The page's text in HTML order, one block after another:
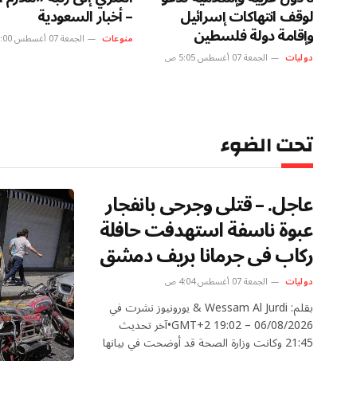
لوقف انتهاكات إسرائيل
وإقامة دولة فلسطين
دوليات الجمعة 07 أغسطس 5:05 ص
– أخبار السعودية
منوعات الجمعة 07 أغسطس 5:00 ص
تحت الضوء
عاجل. – قتلى وجرحى بانفجار
عبوة ناسفة استهدفت حافلة
ركاب في جرمانا بريف دمشق
دوليات الجمعة 07 أغسطس 4:04 ص
بقلم: Wessam Al Jurdi & يورونيوز نشرت في
06/08/2026 – 19:02 GMT+2•آخر تحديث
21:45 وكانت وزارة الصحة قد أوضحت في بيانها